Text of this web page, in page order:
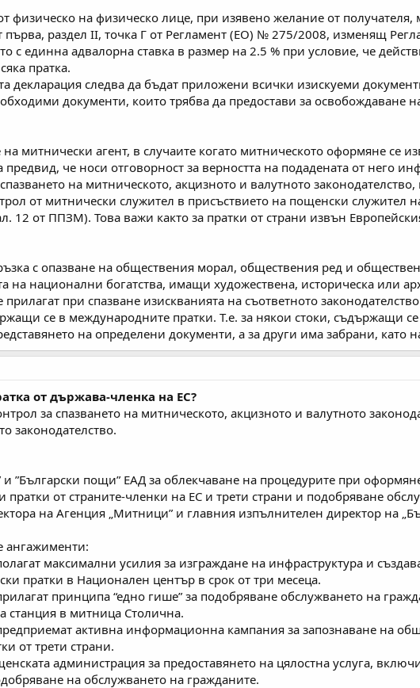
физическо на физическо лице, при изявено желание от
първа, раздел ІІ, точка Г от Регламент (ЕО) № 275/2008, изменящ
с единна адвалорна ставка в размер на 2.5 % при условие, че
пратка.
декларация следва да бъдат приложени всички изискуеми
документи, които трябва да предостави за освобождаване
митнически агент, в случаите когато митническото оформяне се
че носи отговорност за верността на подадената от него
на митническото, акцизното и валутното
от митнически служител в присъствието на пощенски служител
12 от ППЗМ). Това важи както за пратки от страни извън
с опазване на обществения морал, обществения ред и
на национални богатства, имащи художествена, историческа или
при спазване изискванията на съответното
се в международните пратки. Т.е. за някои стоки, съдържащи
на определени документи, а за други има забрани, като
от държава-членка на ЕС?
за спазването на митническото, акцизното и валутното
законодателство.
”Български пощи” ЕАД за облекчаване на процедурите при
от страните-членки на ЕС и трети страни и подобряване
на Агенция „Митници” и главния изпълнителен директор на
ангажименти:
максимални усилия за изграждане на инфраструктура и
пратки в Национален център в срок от три месеца.
принципа “едно гише” за подобряване обслужването на
станция в митница Столична.
активна информационна кампания за запознаване на
от трети страни.
администрация за предоставянето на цялостна услуга,
на обслужването на гражданите.